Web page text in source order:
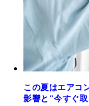
この夏はエアコ
影響と"今すぐ